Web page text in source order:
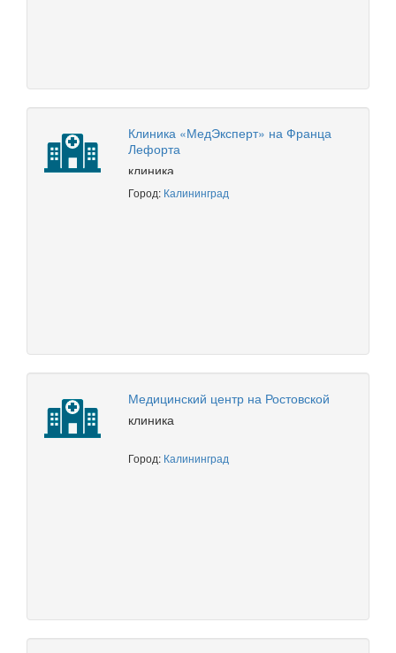
Клиника «МедЭксперт» на Франца
Лефорта
клиника
Город: Калининград
Медицинский центр на Ростовской
клиника
Город: Калининград